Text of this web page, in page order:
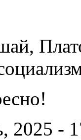
2025 -